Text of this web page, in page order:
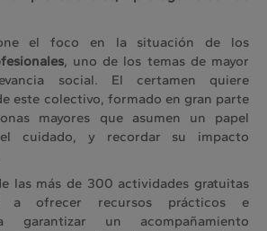
el foco en la situación de los
, uno de los temas de mayor
social. El certamen quiere
este colectivo, formado en gran parte
mayores que asumen un papel
cuidado, y recordar su impacto
las más de 300 actividades gratuitas
a ofrecer recursos prácticos e
garantizar un acompañamiento